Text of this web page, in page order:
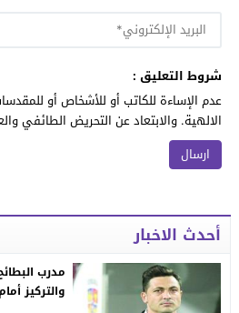
شروط التعليق :
عدم الإساءة للكاتب أو للأشخاص أو
الالهية. والابتعاد عن التحريض الطائفي
أحدث الاخبار
مدرب
والتركيز